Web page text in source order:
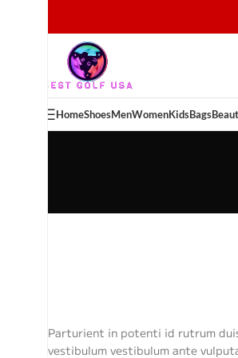
HomeShoesMenWomenKidsBags
Parturient in potenti id rutrum
vestibulum vestibulum ante